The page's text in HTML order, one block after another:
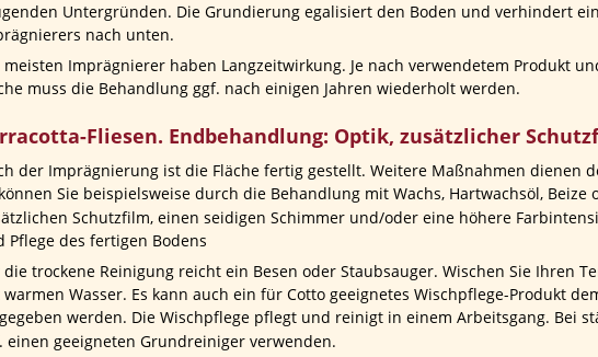
Untergründen. Die Grundierung egalisiert den Boden und verhindert
nach unten.
meisten Imprägnierer haben Langzeitwirkung. Je nach verwendetem Produkt
muss die Behandlung ggf. nach einigen Jahren wiederholt werden.
Fliesen. Endbehandlung: Optik, zusätzlicher
der Imprägnierung ist die Fläche fertig gestellt. Weitere Maßnahmen dienen
Sie beispielsweise durch die Behandlung mit Wachs, Hartwachsöl, Beize
Schutzfilm, einen seidigen Schimmer und/oder eine höhere
Pflege des fertigen Bodens
die trockene Reinigung reicht ein Besen oder Staubsauger. Wischen Sie Ihren
Wasser. Es kann auch ein für Cotto geeignetes Wischpflege-Produkt
werden. Die Wischpflege pflegt und reinigt in einem Arbeitsgang. Bei
einen geeigneten Grundreiniger verwenden.